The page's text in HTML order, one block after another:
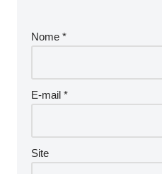
Nome *
E-mail *
Site